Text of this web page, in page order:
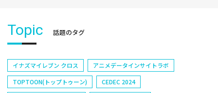
Topic 話題のタグ
イナズマイレブン クロス
アニメデータインサイトラボ
TOPTOON(トップトゥーン)
CEDEC 2024